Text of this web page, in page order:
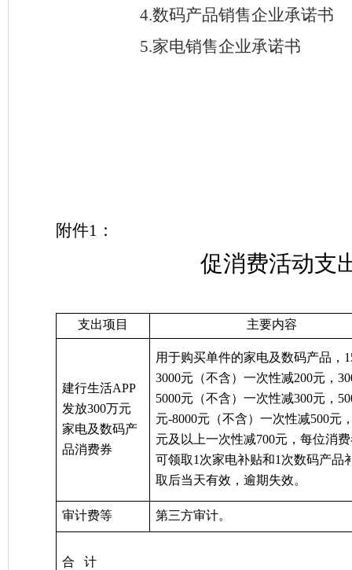
4.数码产品销售企业承诺书
5.家电销售企业承诺书
附件1 ：
促消费活动支
支出项目 主要内容
建行生活APP
发放300万元
家电及数码产
品消费券
用于购买单件的家电及数码产品 ，
3000元（不含）一次性减200元，
5000元（不含）一次性减300元 ，
元-8000元（不含）一次性减500元
元及 以上一次性减700元 ，每位消
可领取1 次家电补贴和1 次数码产品
取后当天有效 ，逾期失效。
审计费等 第三方审计。
合 计